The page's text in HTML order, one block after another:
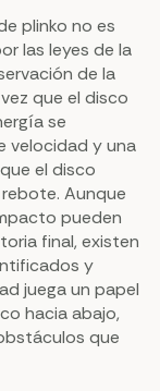
plinko no es
las leyes de la
de la
que el disco
se
velocidad y una
el disco
Aunque
pueden
final, existen
y
juega un papel
hacia abajo,
que